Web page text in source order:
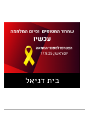
בית דניאל